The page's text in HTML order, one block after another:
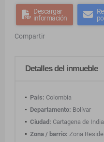
Descargar
información
Compartir
Detalles del inmueble
País: Colombia
Departamento: Bolívar
Ciudad: Cartagena de
Zona / barrio: Zona